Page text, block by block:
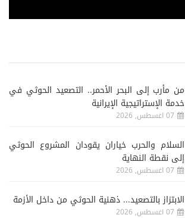
من مأرب إلى البحر الأحمر.. التصعيد الحوثي في
خدمة الإستراتيجية الإيرانية
07 اغسطس, 2026
السلام والحرب خياران يقودان المشروع الحوثي
إلى نقطة النهاية
07 اغسطس, 2026
الابتزاز بالتصعيد... ذهنية الحوثي من داخل الأزمة
07 اغسطس, 2026